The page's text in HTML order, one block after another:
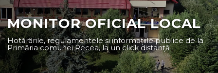
MONITOR OFICIAL LOCAL
Hotărârile, regulamentele și informațiile publice de la
Primăria comunei Recea, la un click distanță